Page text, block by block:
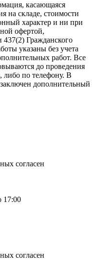
касающаяся
на складе, стоимости
характер и ни при
офертой,
Гражданского
указаны без учета
работ. Все
до проведения
либо по телефону. В
дополнительный
согласен
17:00
согласен